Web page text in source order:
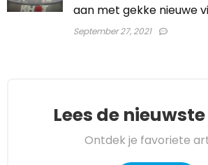
aan met gekke nieuwe
September 27, 2021
Lees de
Ontdek je favoriete